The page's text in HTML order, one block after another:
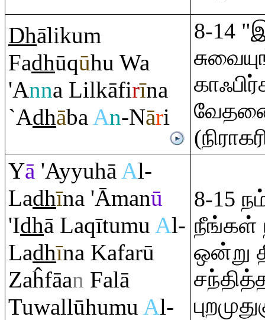
Dhālikum
Fadhūqūhu Wa
'Anna Lilkāfirīna
`AdhābaAn-Nāri
8-14
Yā 'AyyuhāAl-
Ladhīna 'Āmanū
'Idhā Laqītumu Al-
Ladhīna Kafarū
Zaĥfāan Falā
Tuwallūhumu Al-
8-15
நீங்கள்
ஒன்று